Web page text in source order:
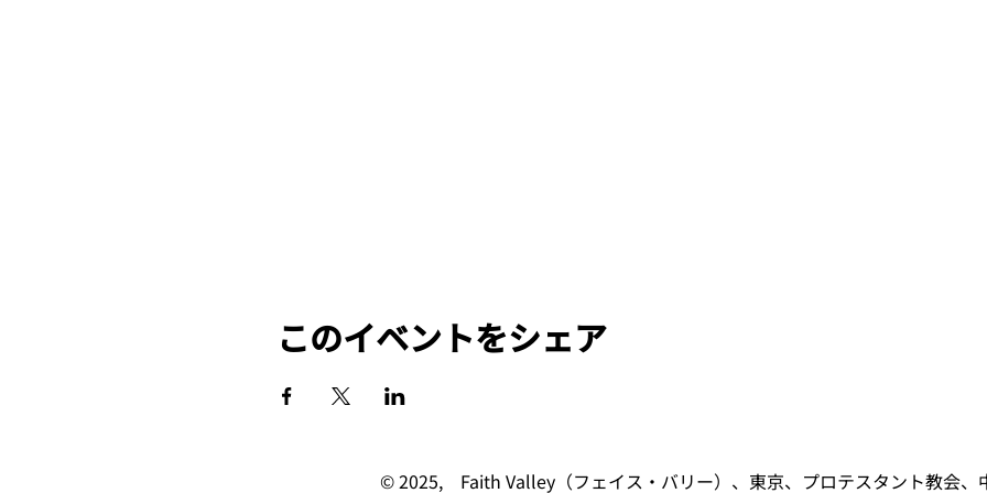
このイベントをシェア
© 2025, ​Faith Valley（フェイス・バリー）、東京、プロテスタント教会、